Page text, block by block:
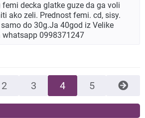
decka glatke guze da ga voli
ako zeli. Prednost femi. cd, sisy.
do 30g.Ja 40god iz Velike
whatsapp 0998371247
2 3 4 5